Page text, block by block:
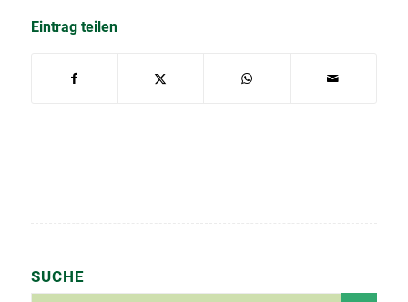
Eintrag teilen
SUCHE